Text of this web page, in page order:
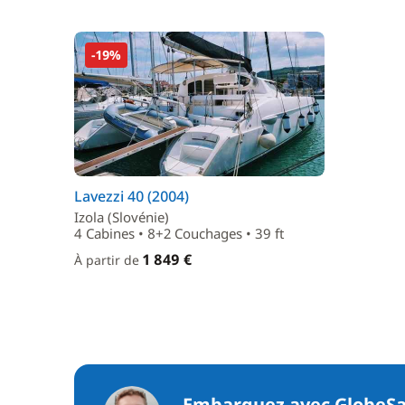
-19%
Lavezzi 40 (2004)
Izola (Slovénie)
4 Cabines • 8+2 Couchages • 39 ft
À partir de 1 849 €